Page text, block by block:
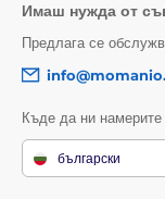
Имаш нужда от
Предлага се
Къде да ни намерите
български